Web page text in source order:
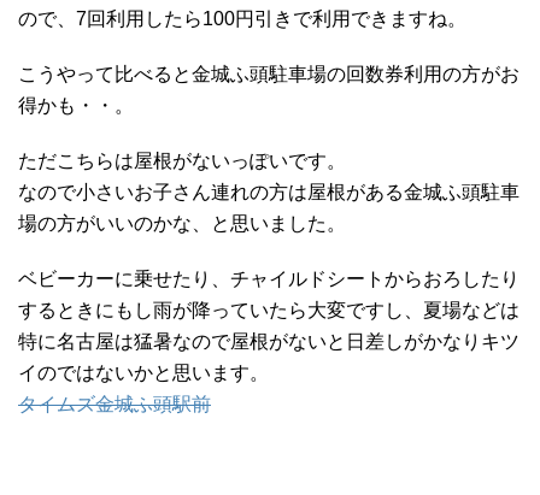
ので、7回利用したら100円引きで利用できますね。
こうやって比べると金城ふ頭駐車場の回数券利用の方がお
得かも・・。
ただこちらは屋根がないっぽいです。
なので小さいお子さん連れの方は屋根がある金城ふ頭駐車
場の方がいいのかな、と思いました。
ベビーカーに乗せたり、チャイルドシートからおろしたり
するときにもし雨が降っていたら大変ですし、夏場などは
特に名古屋は猛暑なので屋根がないと日差しがかなりキツ
イのではないかと思います。
タイムズ金城ふ頭駅前